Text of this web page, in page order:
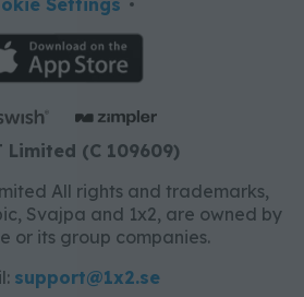
Settings
Limited (C 109609)
All rights and trademarks,
Svajpa and 1x2, are owned by
or its group companies.
support@1x2.se